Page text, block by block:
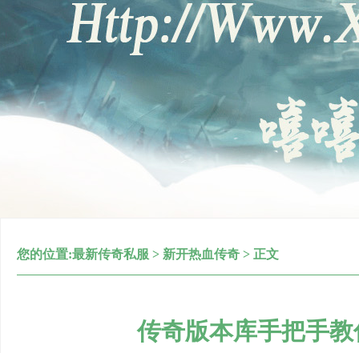
您的位置:最新传奇私服 > 新开热血传奇 > 正文
传奇版本库手把手